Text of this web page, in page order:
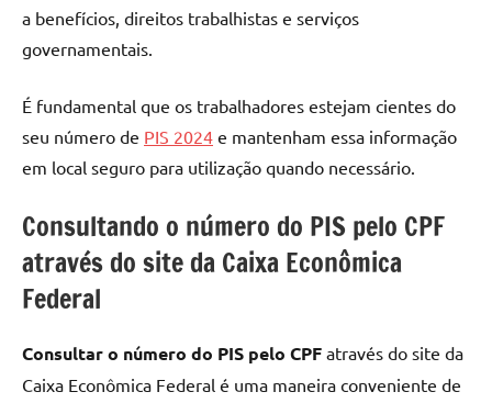
a benefícios, direitos trabalhistas e serviços
governamentais.
É fundamental que os trabalhadores estejam cientes do
seu número de PIS 2024 e mantenham essa informação
em local seguro para utilização quando necessário.
Consultando o número do PIS pelo CPF
através do site da Caixa Econômica
Federal
Consultar o número do PIS pelo CPF através do site da
Caixa Econômica Federal é uma maneira conveniente de